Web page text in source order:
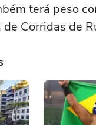
terá peso
Corridas de